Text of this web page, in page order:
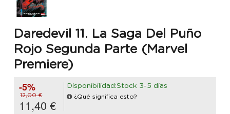
Daredevil 11. La Saga Del Puño
Rojo Segunda Parte (Marvel
Premiere)
-5%
12,00 €
11,40 €
Disponibilidad:Stock 3-5 días
¿Qué significa esto?